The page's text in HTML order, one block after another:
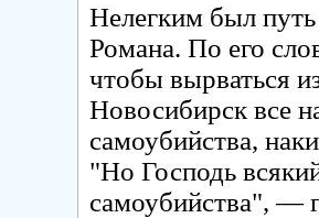
Нелегким был
Романа. По его
чтобы вырваться
Новосибирск все
самоубийства,
"Но Господь
самоубийства", —